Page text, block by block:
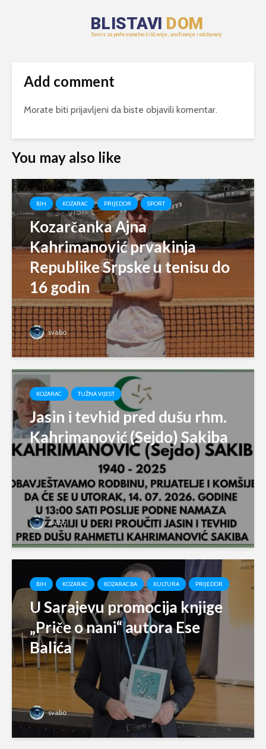
Add comment
Morate biti prijavljeni da biste objavili komentar.
You may also like
BIH KOZARAC PRIJEDOR SPORT
Kozarčanka Ajna
Kahrimanović prvakinja
Republike Srpske u tenisu do
16 godin
svabo
KOZARAC TUŽNA VIJEST
Jasin i tevhid pred dušu rhm.
Kahrimanović (Sejdo) Sakiba
svabo
BIH KOZARAC KOZARAC.BA KULTURA PRIJEDOR
U Sarajevu promocija knjige
„Priče o nani“ autora Ese
Balića
svabo